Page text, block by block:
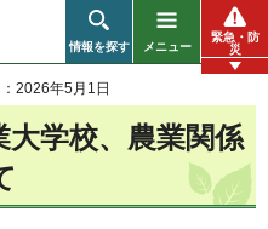
情報を探す メニュー
緊急・防
災
2026年5月1日
大学校、農業関係